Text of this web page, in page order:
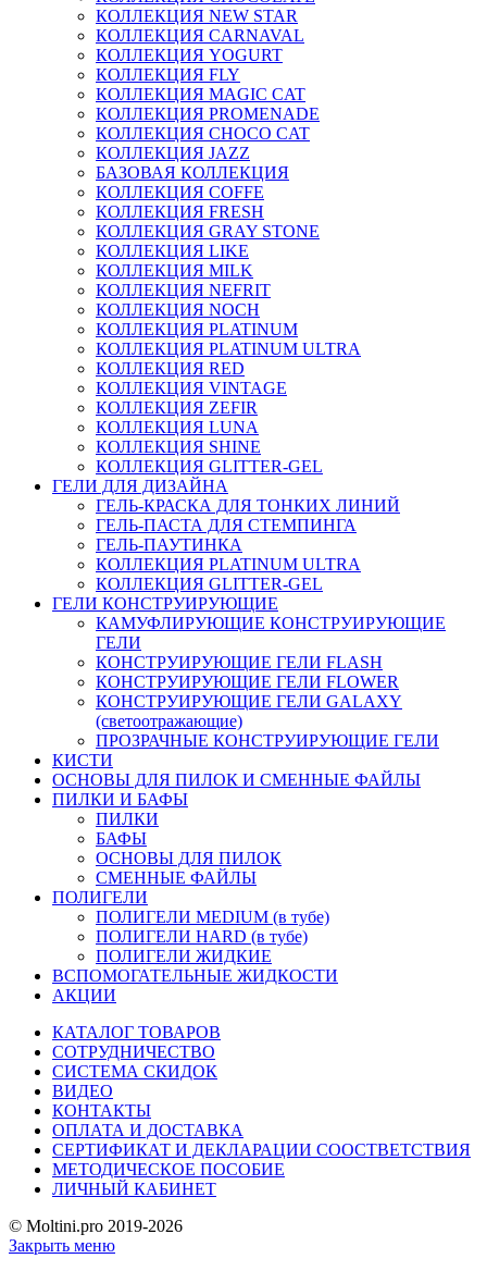
КОЛЛЕКЦИЯ NEW STAR
КОЛЛЕКЦИЯ CARNAVAL
КОЛЛЕКЦИЯ YOGURT
КОЛЛЕКЦИЯ FLY
КОЛЛЕКЦИЯ MAGIC CAT
КОЛЛЕКЦИЯ PROMENADE
КОЛЛЕКЦИЯ CHOCO CAT
КОЛЛЕКЦИЯ JAZZ
БАЗОВАЯ КОЛЛЕКЦИЯ
КОЛЛЕКЦИЯ COFFE
КОЛЛЕКЦИЯ FRESH
КОЛЛЕКЦИЯ GRAY STONE
КОЛЛЕКЦИЯ LIKE
КОЛЛЕКЦИЯ MILK
КОЛЛЕКЦИЯ NEFRIT
КОЛЛЕКЦИЯ NOCH
КОЛЛЕКЦИЯ PLATINUM
КОЛЛЕКЦИЯ PLATINUM ULTRA
КОЛЛЕКЦИЯ RED
КОЛЛЕКЦИЯ VINTAGE
КОЛЛЕКЦИЯ ZEFIR
КОЛЛЕКЦИЯ LUNA
КОЛЛЕКЦИЯ SHINE
КОЛЛЕКЦИЯ GLITTER-GEL
ГЕЛИ ДЛЯ ДИЗАЙНА
ГЕЛЬ-КРАСКА ДЛЯ ТОНКИХ ЛИНИЙ
ГЕЛЬ-ПАСТА ДЛЯ СТЕМПИНГА
ГЕЛЬ-ПАУТИНКА
КОЛЛЕКЦИЯ PLATINUM ULTRA
КОЛЛЕКЦИЯ GLITTER-GEL
ГЕЛИ КОНСТРУИРУЮЩИЕ
КАМУФЛИРУЮЩИЕ КОНСТРУИРУЮЩИЕ
ГЕЛИ
КОНСТРУИРУЮЩИЕ ГЕЛИ FLASH
КОНСТРУИРУЮЩИЕ ГЕЛИ FLOWER
КОНСТРУИРУЮЩИЕ ГЕЛИ GALAXY
(светоотражающие)
ПРОЗРАЧНЫЕ КОНСТРУИРУЮЩИЕ ГЕЛИ
КИСТИ
ОСНОВЫ ДЛЯ ПИЛОК И СМЕННЫЕ ФАЙЛЫ
ПИЛКИ И БАФЫ
ПИЛКИ
БАФЫ
ОСНОВЫ ДЛЯ ПИЛОК
СМЕННЫЕ ФАЙЛЫ
ПОЛИГЕЛИ
ПОЛИГЕЛИ MEDIUM (в тубе)
ПОЛИГЕЛИ HARD (в тубе)
ПОЛИГЕЛИ ЖИДКИЕ
ВСПОМОГАТЕЛЬНЫЕ ЖИДКОСТИ
АКЦИИ
КАТАЛОГ ТОВАРОВ
СОТРУДНИЧЕСТВО
СИСТЕМА СКИДОК
ВИДЕО
КОНТАКТЫ
ОПЛАТА И ДОСТАВКА
СЕРТИФИКАТ И ДЕКЛАРАЦИИ СООСТВЕТСТВИЯ
МЕТОДИЧЕСКОЕ ПОСОБИЕ
ЛИЧНЫЙ КАБИНЕТ
© Moltini.pro 2019-2026
Закрыть меню